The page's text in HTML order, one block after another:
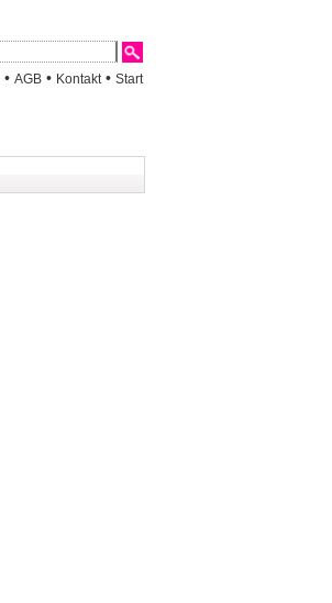
• AGB • Kontakt • Start